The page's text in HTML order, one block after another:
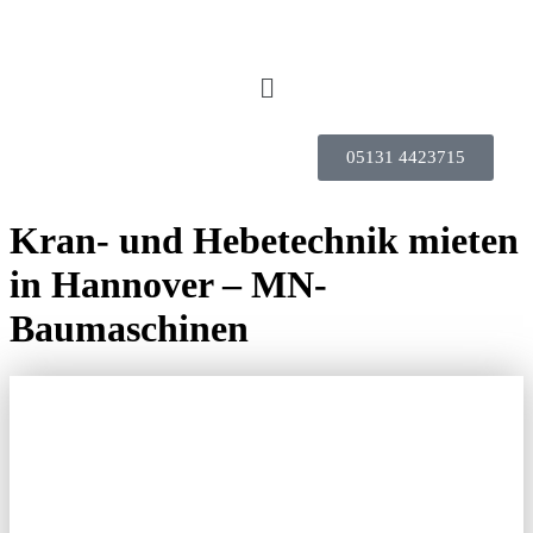
05131 4423715
Kran- und Hebetechnik mieten
in Hannover – MN-
Baumaschinen